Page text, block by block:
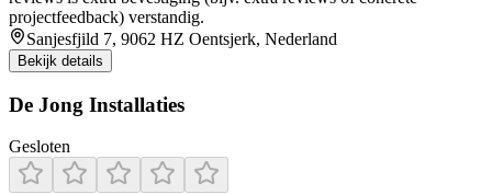
projectfeedback) verstandig.
Sanjesfjild 7, 9062 HZ Oentsjerk, Nederland
Bekijk details
De Jong Installaties
Gesloten